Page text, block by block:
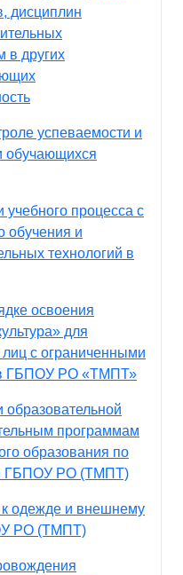
дисциплин
в других
успеваемости и
обучающихся
процесса с
обучения и
технологий в
освоения
для
с ограниченными
в ГБПОУ РО «ТМПТ»
программам
образования по
ГБПОУ РО (ТМПТ)
одежде и внешнему
РО (ТМПТ)